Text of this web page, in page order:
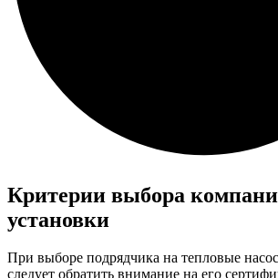
Критерии выбора
установки
При выборе подрядчика на тепловые
следует обратить внимание на его